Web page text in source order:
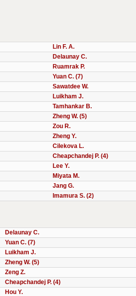
Lin F. A.
Delaunay C.
Ruamrak P.
Yuan C. (7)
Sawatdee W.
Luikham J.
Tamhankar B.
Zheng W. (5)
Zou R.
Zheng Y.
Cilekova L.
Cheapchandej P. (4)
Lee Y.
Miyata M.
Jang G.
Imamura S. (2)
Delaunay C.
Yuan C. (7)
Luikham J.
Zheng W. (5)
Zeng Z.
Cheapchandej P. (4)
Hou Y.